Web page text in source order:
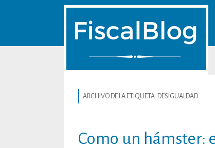
ARCHIVO DE LA ETIQUETA: DESIGUALDAD
Como un hámster: